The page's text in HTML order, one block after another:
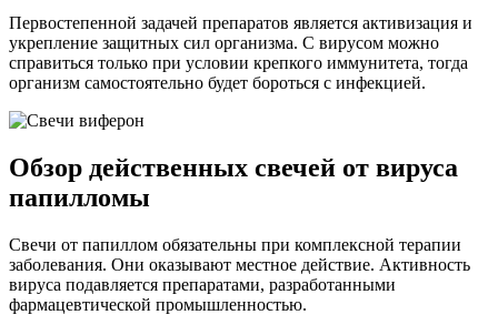
Первостепенной задачей препаратов является активизация и
укрепление защитных сил организма. С вирусом можно
справиться только при условии крепкого иммунитета, тогда
организм самостоятельно будет бороться с инфекцией.
Обзор действенных свечей от вируса
папилломы
Свечи от папиллом обязательны при комплексной терапии
заболевания. Они оказывают местное действие. Активность
вируса подавляется препаратами, разработанными
фармацевтической промышленностью.